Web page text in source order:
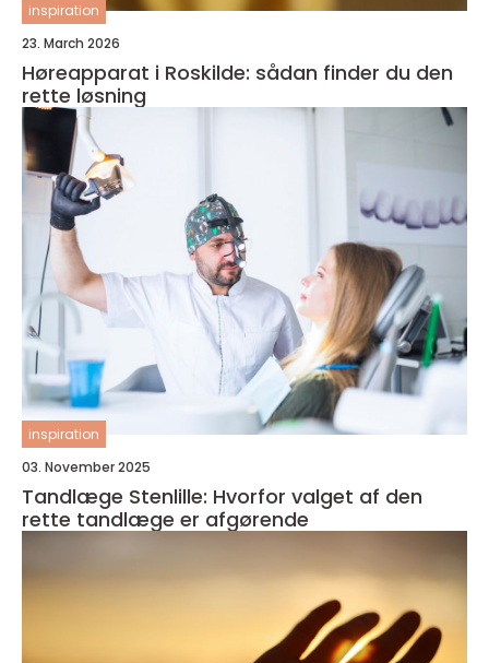
inspiration
23. March 2026
Høreapparat i Roskilde: sådan finder du den
rette løsning
inspiration
03. November 2025
Tandlæge Stenlille: Hvorfor valget af den
rette tandlæge er afgørende